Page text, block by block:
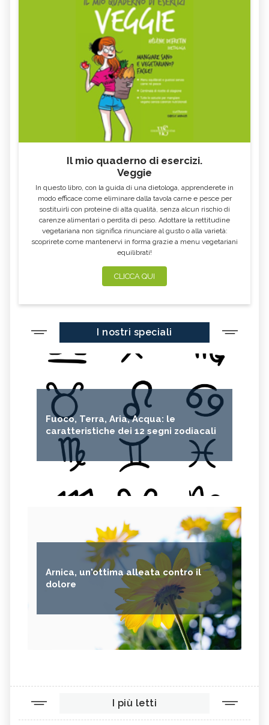
POPILIA JAPONICA
MACELLAZIONE CLANDESTINA, DI
COSA SI TRATTA
PAPPATACI, CARATTERISTICHE FRINGUELLO, CARATTERISTICHE
GUFO, CARATTERISTICHE BIRD GARDENING, CHE COS'È
LEONE, CARATTERISTICHE DAINO, CARATTERISTICHE
PIPISTRELLO, CARATTERISTICHE CAMMELLO, CARATTERISTICHE
SANTUARI PER ANIMALI, DI COSA SI
BRADIPO, L'ANIMALE DA CUI
IMPARIAMO LA LENTEZZA
PRESERVARE
Il mio quaderno di esercizi.
Veggie
In questo libro, con la guida di una dietologa, apprenderete in
modo efficace come eliminare dalla tavola carne e pesce per
sostituirli con proteine di alta qualità, senza alcun rischio di
carenze alimentari o perdita di peso. Adottare la rettitudine
vegetariana non significa rinunciare al gusto o alla varietà:
scoprirete come mantenervi in forma grazie a menu vegetariani
equilibrati!
CLICCA QUI
I nostri speciali
Fuoco, Terra, Aria, Acqua: le
caratteristiche dei 12 segni zodiacali
Arnica, un'ottima alleata contro il
dolore
I più letti